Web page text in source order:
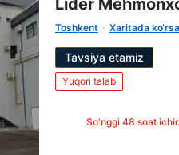
Lider
Toshkent Xaritada
Tavsiya etamiz
Yuqori talab
So'nggi 48 soat